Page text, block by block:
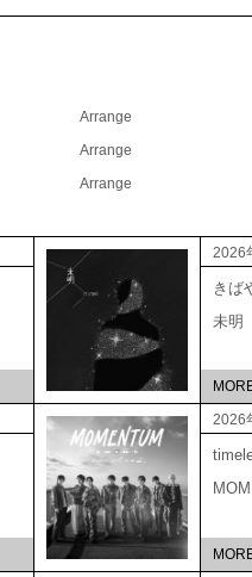
Arrange
Arrange
Arrange
2026
きば
未明
2026